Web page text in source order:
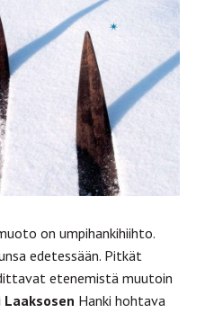
on umpihankihiihto.
edetessään. Pitkät
etenemistä muutoin
Laaksosen Hanki hohtava